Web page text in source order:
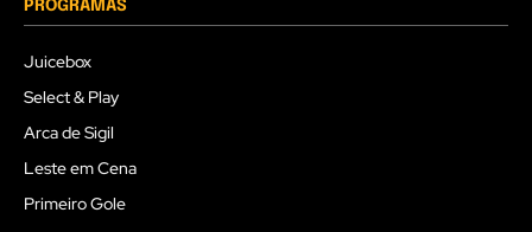
PROGRAMAS
Juicebox
Select & Play
Arca de Sigil
Leste em Cena
Primeiro Gole